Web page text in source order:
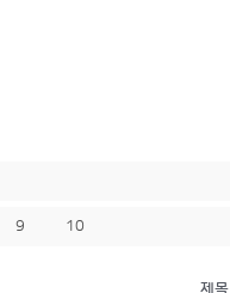
9 10
제목